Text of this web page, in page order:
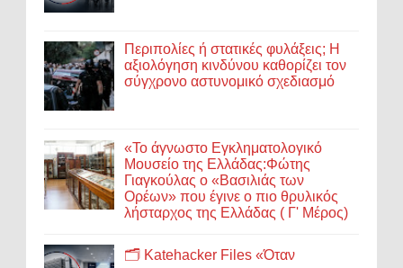
Περιπολίες ή στατικές φυλάξεις; Η
αξιολόγηση κινδύνου καθορίζει τον
σύγχρονο αστυνομικό σχεδιασμό
«Το άγνωστο Εγκληματολογικό
Μουσείο της Ελλάδας:Φώτης
Γιαγκούλας ο «Βασιλιάς των
Ορέων» που έγινε ο πιο θρυλικός
λήσταρχος της Ελλάδας ( Γ' Μέρος)
🗂️ Katehacker Files «Όταν